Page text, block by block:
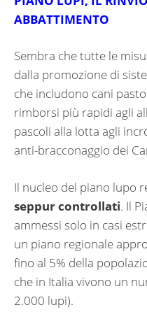
ABBATTIMENTO
Sembra che tutte le
dalla promozione di
che includono cani
rimborsi più rapidi agli
pascoli alla lotta agli
anti-bracconaggio dei
Il nucleo del piano lupo
seppur controllati. Il
ammessi solo in casi
un piano regionale
fino al 5% della
che in Italia vivono un
2.000 lupi).